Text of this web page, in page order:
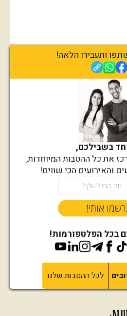
ותעבירו הלאה!
בשבילכם,
את כל ההטבות המיוחדות,
והאירועים הכי שווים!
בכל הפלטפורמות!
לכל ההטבות שלנו